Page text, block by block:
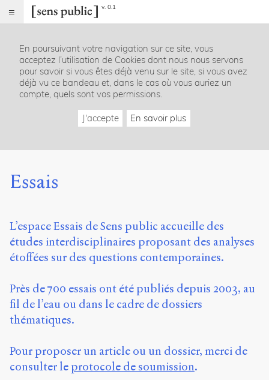
v. 0.1
Index
Rubriques
Essais
La
Présentation
Publier
Contact
du
site
Archipel
ligne
En poursuivant votre navigation sur ce site, vous
acceptez l’utilisation de Cookies dont nous nous servons
pour savoir si vous êtes déjà venu sur le site, si vous avez
déjà vu ce bandeau et, dans le cas où vous auriez un
compte, quels sont vos permissions.
J'accepte En savoir plus
Essais
L’espace Essais de Sens public accueille des
études interdisciplinaires proposant des analyses
étoffées sur des questions contemporaines.
Près de 700 essais ont été publiés depuis 2003, au
fil de l’eau ou dans le cadre de dossiers
thématiques.
Pour proposer un article ou un dossier, merci de
consulter le protocole de soumission.